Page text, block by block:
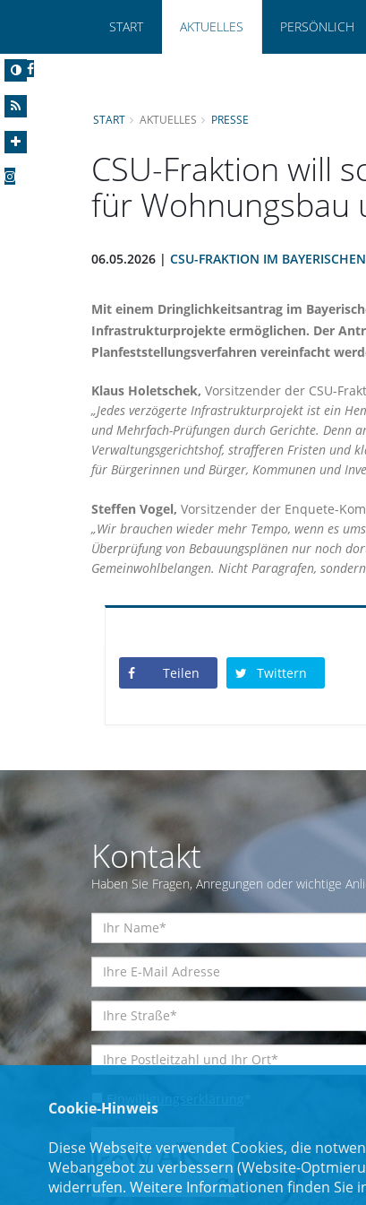
START AKTUELLES PERSÖNLICH
START AKTUELLES PRESSE
CSU-Fraktion will
für
06.05.2026 | CSU-FRAKTION IM
Mit einem Dringlichkeitsantrag im
Infrastrukturprojekte ermöglichen. Der
Planfeststellungsverfahren vereinfacht
Klaus Holetschek, Vorsitzender der CSU-
Jedes verzögerte Infrastrukturprojekt ist ein
und Mehrfach-Prüfungen durch Gerichte. Denn
Verwaltungsgerichtshof, strafferen Fristen und
für Bürgerinnen und Bürger, Kommunen und
Steffen Vogel, Vorsitzender der Enquete-
Wir brauchen wieder mehr Tempo, wenn es
Überprüfung von Bebauungsplänen nur noch
Gemeinwohlbelangen. Nicht Paragrafen,
Teilen Twittern
Kontakt
Haben Sie Fragen, Anregungen oder wichtige
Einwilligungserklärung
Cookie-Hinweis
Diese Webseite verwendet Cookies, die
Webangebot zu verbessern (Website-
widerrufen. Weitere Informationen finden Sie